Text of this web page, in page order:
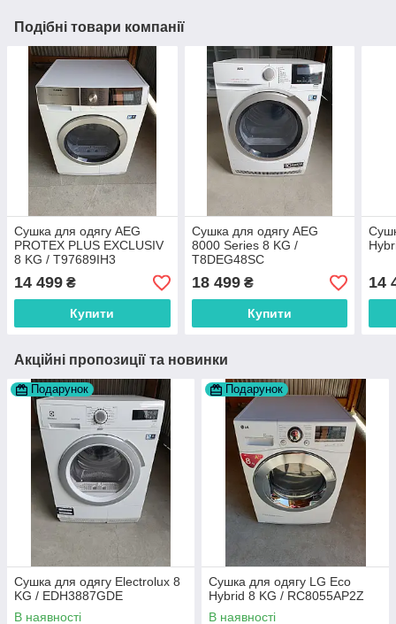
Подібні товари компанії
Сушка для одягу AEG
PROTEX PLUS EXCLUSIV
8 KG / T97689IH3
14 499 ₴
Купити
Сушка для одягу AEG
8000 Series 8 KG /
T8DEG48SC
18 499₴
Купити
14
Акційні пропозиції та новинки
Подарунок
Сушка для одягу Electrolux 8
KG / EDH3887GDE
В наявності
Подарунок
Сушка для одягу LG Eco
Hybrid 8 KG / RC8055AP2Z
В наявності